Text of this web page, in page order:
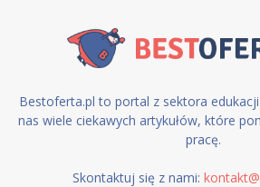
Bestoferta.pl to portal z sektora
nas wiele ciekawych artykułów, które
pracę.
Skontaktuj się z nami: